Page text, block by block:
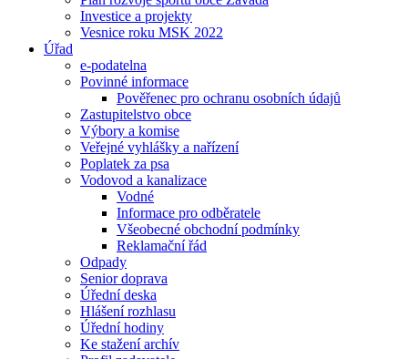
Investice a projekty
Vesnice roku MSK 2022
Úřad
e-podatelna
Povinné informace
Pověřenec pro ochranu osobních údajů
Zastupitelstvo obce
Výbory a komise
Veřejné vyhlášky a nařízení
Poplatek za psa
Vodovod a kanalizace
Vodné
Informace pro odběratele
Všeobecné obchodní podmínky
Reklamační řád
Odpady
Senior doprava
Úřední deska
Hlášení rozhlasu
Úřední hodiny
Ke stažení archív